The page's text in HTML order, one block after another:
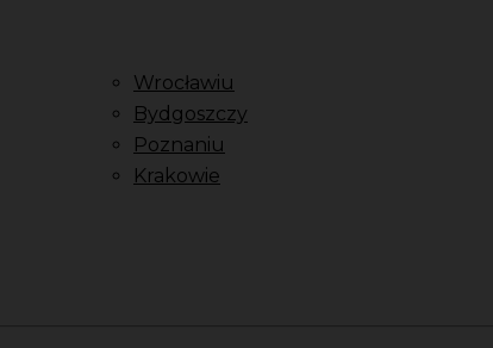
Wrocławiu
Bydgoszczy
Poznaniu
Krakowie